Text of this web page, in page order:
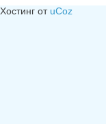
Хостинг от uCoz